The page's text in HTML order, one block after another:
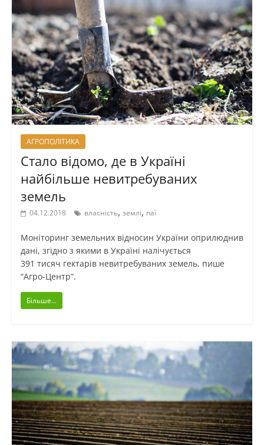
АГРОПОЛІТИКА
Стало відомо, де в Україні
найбільше невитребуваних
земель
04.12.2018 власність, землі, паї
Моніторинг земельних відносин України оприлюднив
дані, згідно з якими в Україні налічується
391 тисяч гектарів невитребуваних земель, пише
“Агро-Центр”.
Більше...